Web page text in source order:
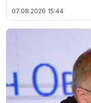
07.08.2026 15:44